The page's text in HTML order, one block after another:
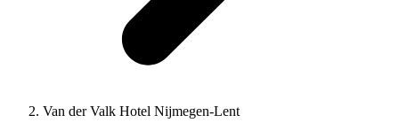
Van der Valk Hotel Nijmegen-Lent